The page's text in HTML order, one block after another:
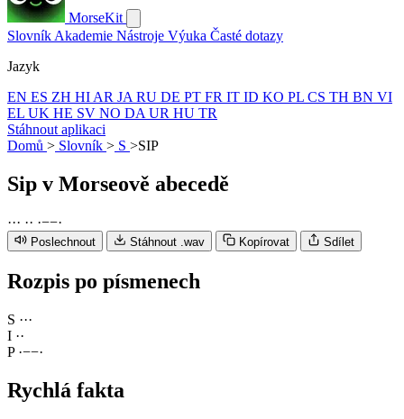
MorseKit
Slovník Akademie Nástroje Výuka Časté dotazy
Jazyk
EN ES ZH HI AR JA RU DE PT FR IT ID KO PL CS TH BN VI
EL UK HE SV NO DA UR HU TR
Stáhnout aplikaci
Domů > Slovník > S >SIP
Sip v Morseově abecedě
··· ·· ·−−·
Poslechnout Stáhnout .wav Kopírovat Sdílet
Rozpis po písmenech
S ···
I ··
P ·−−·
Rychlá fakta